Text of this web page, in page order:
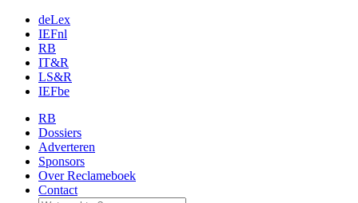
deLex
IEFnl
RB
IT&R
LS&R
IEFbe
RB
Dossiers
Adverteren
Sponsors
Over Reclameboek
Contact